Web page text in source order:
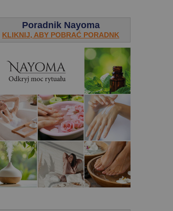
Poradnik Nayoma
KLIKNIJ, ABY POBRAĆ PORADNK